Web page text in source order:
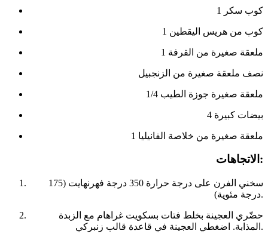
1 كوب سكر
1 كوب من هريس اليقطين
1 ملعقة صغيرة من القرفة
نصف ملعقة صغيرة من الزنجبيل
1/4 ملعقة صغيرة جوزة الطيب
4 بيضات كبيرة
1 ملعقة صغيرة من خلاصة الفانيليا
الاتجاهات:
سخني الفرن على درجة حرارة 350 درجة فهرنهايت (175
درجة مئوية).
حضّري العجينة بخلط فتات بسكويت غراهام مع الزبدة
المذابة. اضغطي العجينة في قاعدة قالب زنبركي.